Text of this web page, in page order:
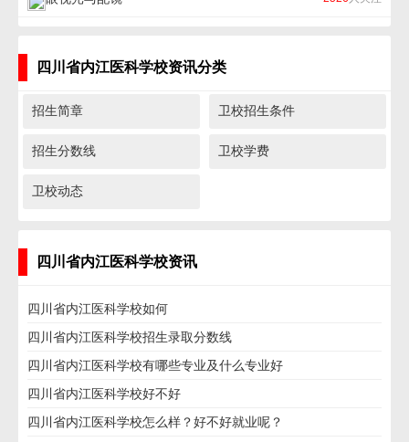
四川省内江医科学校资讯分类
招生简章 卫校招生条件
招生分数线 卫校学费
卫校动态
四川省内江医科学校资讯
四川省内江医科学校如何
四川省内江医科学校招生录取分数线
四川省内江医科学校有哪些专业及什么专业好
四川省内江医科学校好不好
四川省内江医科学校怎么样？好不好就业呢？